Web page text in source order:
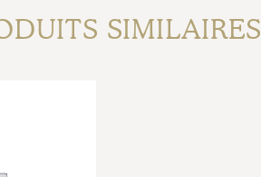
SIMILAIRES